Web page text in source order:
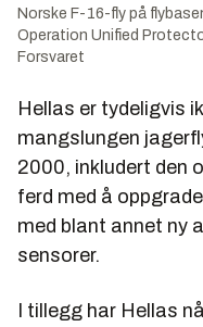
Norske F-16-fly på
Operation Unified
Forsvaret
Hellas er tydeligvis
mangslungen
2000, inkludert den
ferd med å
med blant annet ny
sensorer.
I tillegg har Hellas